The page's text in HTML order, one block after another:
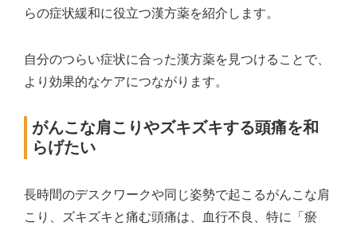
らの症状緩和に役立つ漢方薬を紹介します。
自分のつらい症状に合った漢方薬を見つけることで、
より効果的なケアにつながります。
がんこな肩こりやズキズキする頭痛を和
らげたい
長時間のデスクワークや同じ姿勢で起こるがんこな肩
こり、ズキズキと痛む頭痛は、血行不良、特に「瘀